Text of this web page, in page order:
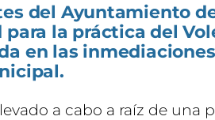
del Ayuntamiento
la práctica del
en las
a cabo a raíz de una